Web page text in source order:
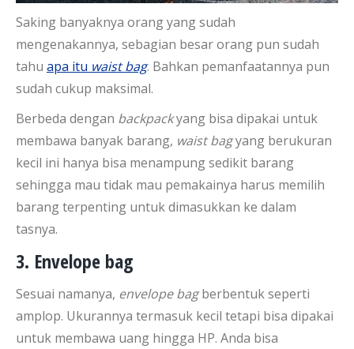
Saking banyaknya orang yang sudah
mengenakannya, sebagian besar orang pun sudah
tahu apa itu waist bag. Bahkan pemanfaatannya pun
sudah cukup maksimal.
Berbeda dengan backpackyang bisa dipakai untuk
membawa banyak barang, waist bagyang berukuran
kecil ini hanya bisa menampung sedikit barang
sehingga mau tidak mau pemakainya harus memilih
barang terpenting untuk dimasukkan ke dalam
tasnya.
3. Envelope bag
Sesuai namanya, envelope bagberbentuk seperti
amplop. Ukurannya termasuk kecil tetapi bisa dipakai
untuk membawa uang hingga HP. Anda bisa